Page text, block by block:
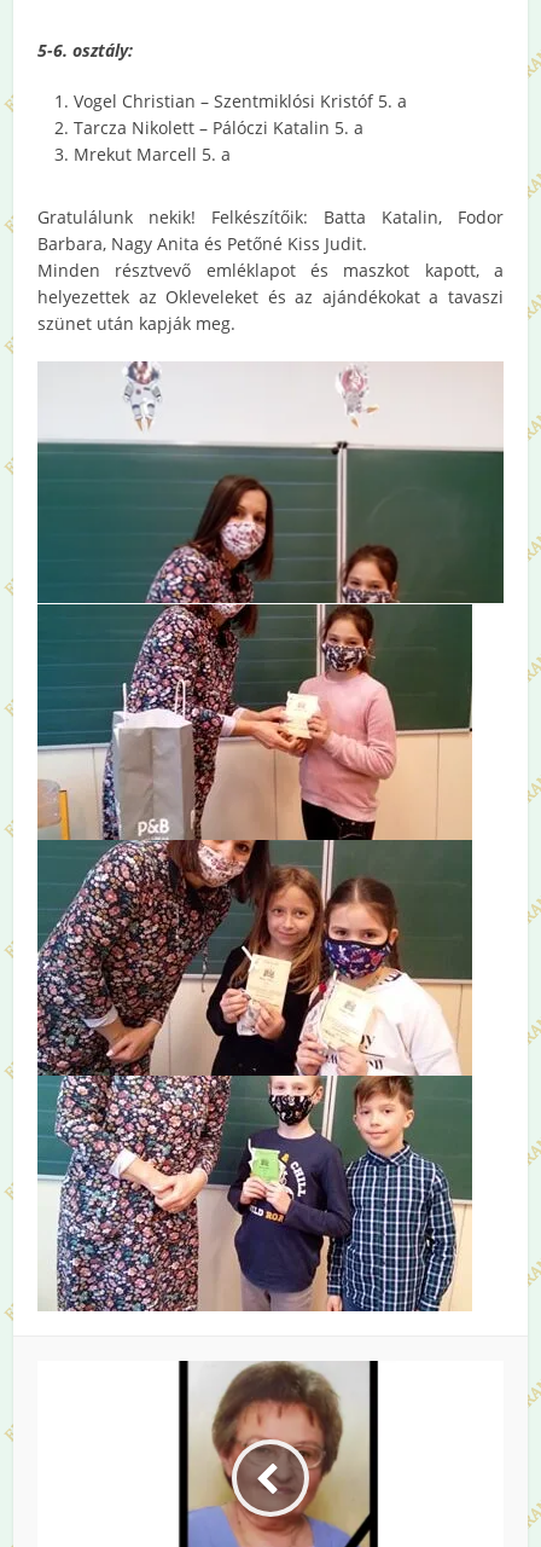
5-6. osztály:
Vogel Christian – Szentmiklósi Kristóf 5. a
Tarcza Nikolett – Pálóczi Katalin 5. a
Mrekut Marcell 5. a
Gratulálunk nekik! Felkészítőik: Batta Katalin, Fodor
Barbara, Nagy Anita és Petőné Kiss Judit.
Minden résztvevő emléklapot és maszkot kapott, a
helyezettek az Okleveleket és az ajándékokat a tavaszi
szünet után kapják meg.